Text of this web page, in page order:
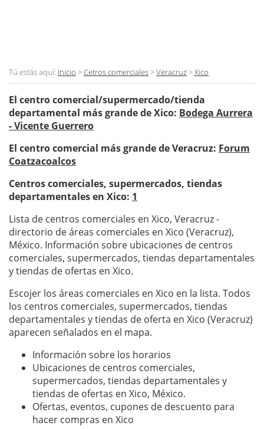
Tú estás aquí: Inicio >Cetros comerciales>Veracruz>Xico
El centro comercial/supermercado/tienda
departamental más grande de Xico: Bodega Aurrera
- Vicente Guerrero
El centro comercial más grande de Veracruz: Forum
Coatzacoalcos
Centros comerciales, supermercados, tiendas
departamentales en Xico: 1
Lista de centros comerciales en Xico, Veracruz -
directorio de áreas comerciales en Xico (Veracruz),
México. Información sobre ubicaciones de centros
comerciales, supermercados, tiendas departamentales
y tiendas de ofertas en Xico.
Escojer los áreas comerciales en Xico en la lista. Todos
los centros comerciales, supermercados, tiendas
departamentales y tiendas de oferta en Xico (Veracruz)
aparecen señalados en el mapa.
Información sobre los horarios
Ubicaciones de centros comerciales,
supermercados, tiendas departamentales y
tiendas de ofertas en Xico, México.
Ofertas, eventos, cupones de descuento para
hacer compras en Xico